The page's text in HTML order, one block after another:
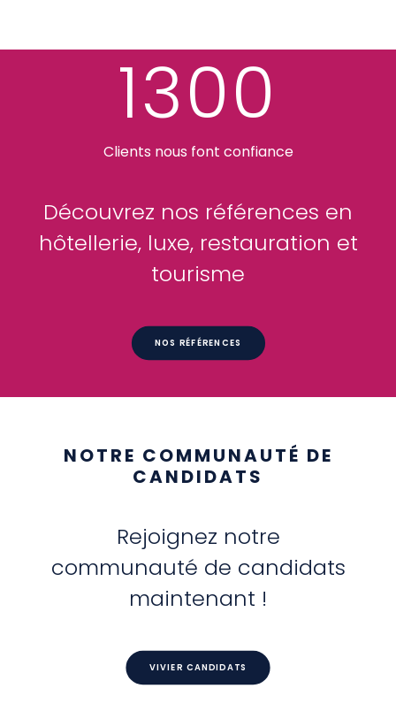
1300
Clients nous font confiance
Découvrez nos références en
hôtellerie, luxe, restauration et
tourisme
NOS RÉFÉRENCES
NOTRE COMMUNAUTÉ DE
CANDIDATS
Rejoignez notre
communauté de candidats
maintenant !
VIVIER CANDIDATS